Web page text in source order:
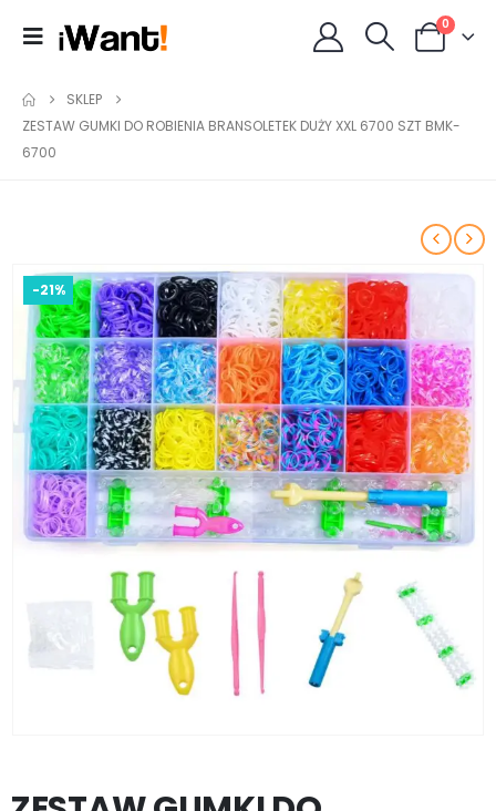
0
SKLEP
ZESTAW GUMKI DO ROBIENIA BRANSOLETEK DUŻY XXL 6700 SZT BMK-
6700
-21%